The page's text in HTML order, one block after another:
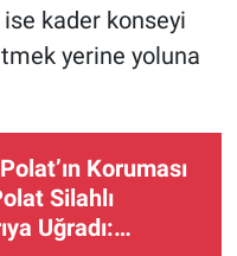
kader konseyi
yerine yoluna
Koruması
Silahlı
Uğradı: